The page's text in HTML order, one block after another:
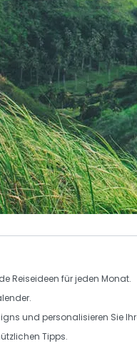
Reiseideen für jeden Monat.
.
und personalisieren Sie
Tipps.